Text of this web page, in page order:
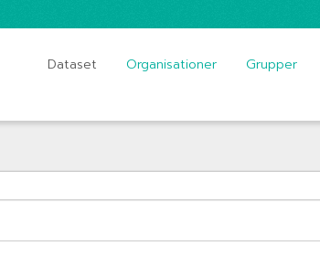
Dataset Organisationer Grupper